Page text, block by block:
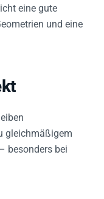
eine gute
und eine
gleichmäßigem
besonders bei